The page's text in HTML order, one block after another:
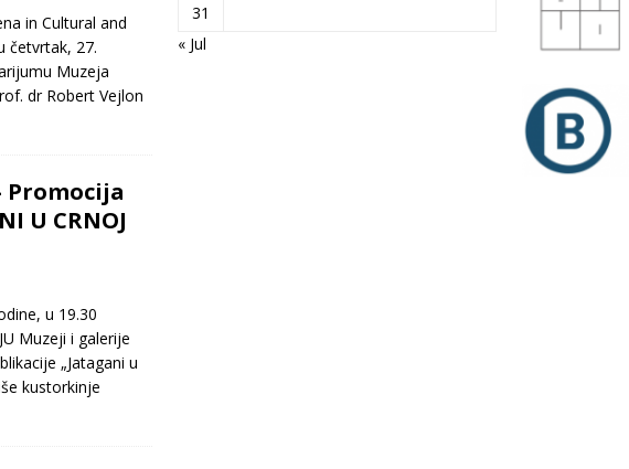
in Cultural and
četvrtak, 27.
Muzeja
dr Robert Vejlon
Promocija
U CRNOJ
u 19.30
Muzeji i galerije
„Jatagani u
kustorkinje
31
« Jul